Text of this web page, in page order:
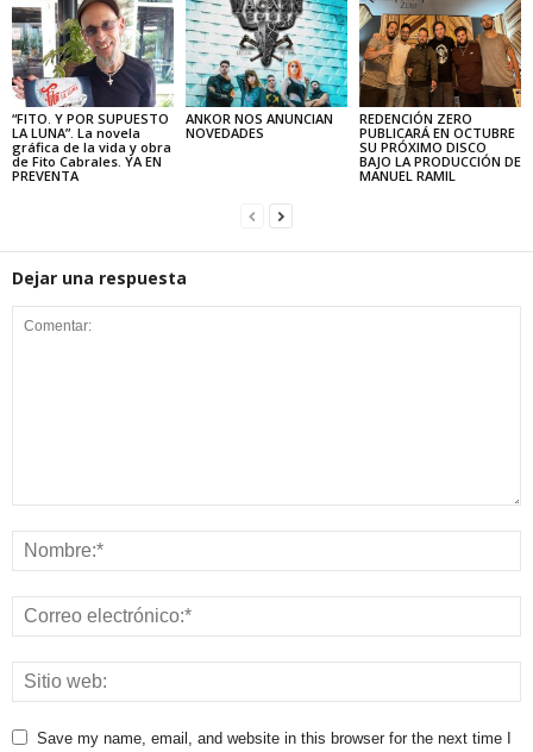
“FITO. Y POR SUPUESTO
LA LUNA”. La novela
gráfica de la vida y obra
de Fito Cabrales. YA EN
PREVENTA
ANKOR NOS ANUNCIAN
NOVEDADES
REDENCIÓN ZERO
PUBLICARÁ EN OCTUBRE
SU PRÓXIMO DISCO
BAJO LA PRODUCCIÓN DE
MANUEL RAMIL
Dejar una respuesta
Save my name, email, and website in this browser for the next time I